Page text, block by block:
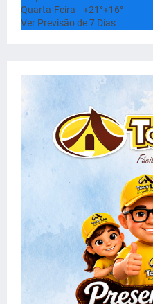
Quarta-Feira
+21°+16°
Ver Previsão de 7 Dias